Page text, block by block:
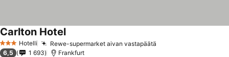
3 Tähtiluokitus
Hotelli Rewe-supermarket aivan vastapäätä
Carlton Hotel
6,5 1 693 Frankfurt